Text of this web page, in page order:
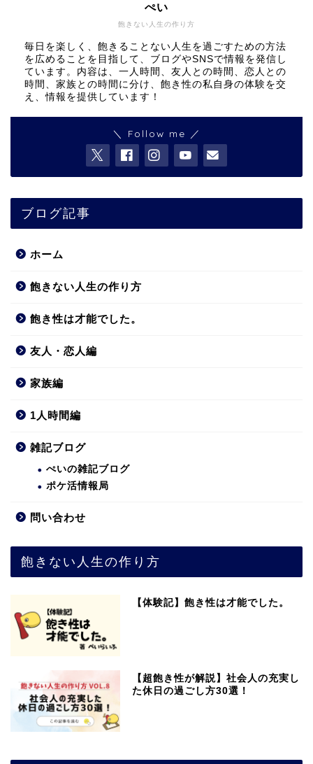
飽きない人生の作り方
ぺい
毎日を楽しく、飽きることない人生を過ごすための方法
を広めることを目指して、ブログやSNSで情報を発信し
ています。内容は、一人時間、友人との時間、恋人との
時間、家族との時間に分け、飽き性の私自身の体験を交
え、情報を提供しています！
＼ Follow me ／
ブログ記事
ホーム
飽きない人生の作り方
飽き性は才能でした。
友人・恋人編
家族編
1人時間編
雑記ブログ
ぺいの雑記ブログ
ポケ活情報局
問い合わせ
飽きない人生の作り方
【体験記】飽き性は才能でした。
【超飽き性が解説】社会人の充実し
た休日の過ごし方30選！